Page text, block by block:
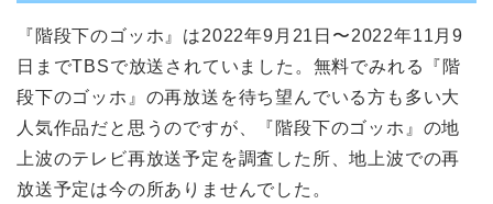
『階段下のゴッホ』は2022年9月21日〜2022年11月9
日までTBSで放送されていました。無料でみれる『階
段下のゴッホ』の再放送を待ち望んでいる方も多い大
人気作品だと思うのですが、『階段下のゴッホ』の地
上波のテレビ再放送予定を調査した所、地上波での再
放送予定は今の所ありませんでした。